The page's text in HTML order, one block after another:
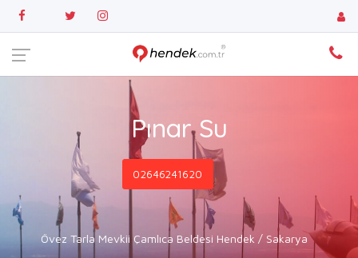
Pınar Su
02646241620
Övez Tarla Mevkii Çamlıca Beldesi Hendek / Sakarya